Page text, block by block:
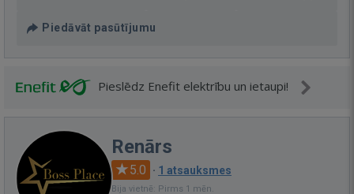
Piedāvāt pasūtījumu
Pieslēdz Enefit elektrību un ietaupi!
Renārs
5.0 · 1 atsauksmes
Bija vietnē: Pirms 1 mēn.